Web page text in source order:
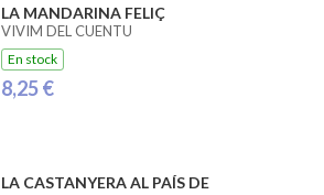
LA MANDARINA FELIÇ
VIVIM DEL CUENTU
En stock
8,25 €
LA CASTANYERA AL PAÍS DE